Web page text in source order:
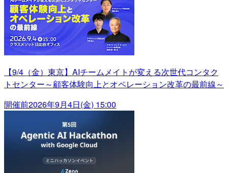
【9/4（金）東京】AIチームメイトが変える次世代コンタク
トセンター～顧客体験向上とオペレーション改革の最前線～
開催前2026年9月4日(金) 15:00